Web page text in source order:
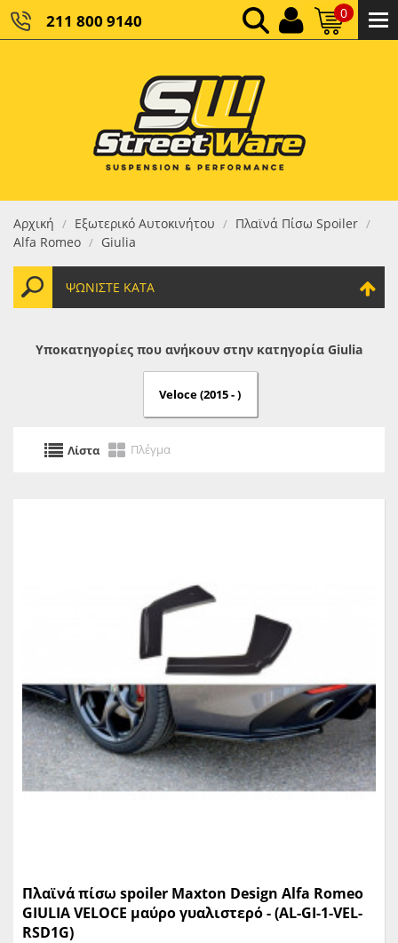
211 800 9140 0
ΚΑΘΑΡΌ ΣΎΝΟΛΟ:
ΤΕΛΙΚΌ ΣΎΝΟΛΟ:0,00 €
Αρχική / Εξωτερικό Αυτοκινήτου / Πλαϊνά Πίσω Spoiler /
Alfa Romeo / Giulia
ΨΩΝΊΣΤΕ ΚΑΤΆ
Υποκατηγορίες που ανήκουν στην κατηγορία Giulia
Veloce (2015 - )
Λίστα Πλέγμα
Πλαϊνά πίσω spoiler Maxton Design Alfa Romeo
GIULIA VELOCE μαύρο γυαλιστερό - (AL-GI-1-VEL-
RSD1G)